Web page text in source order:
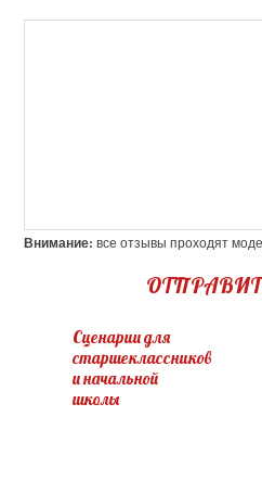
Внимание: все отзывы проходят
Сценарии для
старшеклассников
и начальной
школы